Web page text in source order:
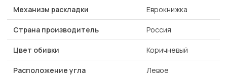
Механизм раскладки Еврокнижка
Страна производитель Россия
Цвет обивки Коричневый
Расположение угла Левое